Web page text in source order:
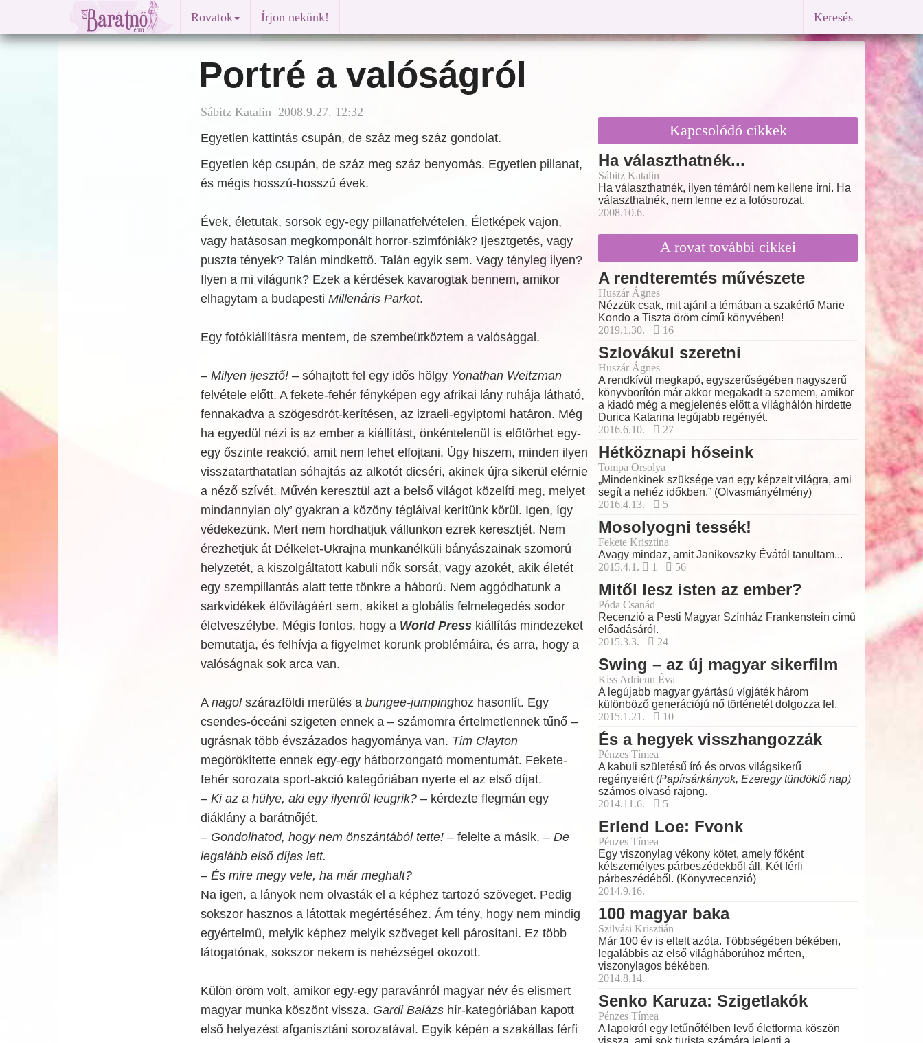
Rovatok Írjon nekünk! Keresés
Portré a valóságról
Sábitz Katalin 2008.9.27. 12:32
Egyetlen kattintás csupán, de száz meg száz gondolat.
Egyetlen kép csupán, de száz meg száz benyomás. Egyetlen pillanat,
és mégis hosszú-hosszú évek.
Évek, életutak, sorsok egy-egy pillanatfelvételen. Életképek vajon,
vagy hatásosan megkomponált horror-szimfóniák? Ijesztgetés, vagy
puszta tények? Talán mindkettő. Talán egyik sem. Vagy tényleg ilyen?
Ilyen a mi világunk? Ezek a kérdések kavarogtak bennem, amikor
elhagytam a budapesti Millenáris Parkot.
Egy fotókiállításra mentem, de szembeütköztem a valósággal.
– Milyen ijesztő!– sóhajtott fel egy idős hölgy Yonathan Weitzman
felvétele előtt. A fekete-fehér fényképen egy afrikai lány ruhája látható,
fennakadva a szögesdrót-kerítésen, az izraeli-egyiptomi határon. Még
ha egyedül nézi is az ember a kiállítást, önkéntelenül is előtörhet egy-
egy őszinte reakció, amit nem lehet elfojtani. Úgy hiszem, minden ilyen
visszatarthatatlan sóhajtás az alkotót dicséri, akinek újra sikerül elérnie
a néző szívét. Művén keresztül azt a belső világot közelíti meg, melyet
mindannyian oly’ gyakran a közöny tégláival kerítünk körül. Igen, így
védekezünk. Mert nem hordhatjuk vállunkon ezrek keresztjét. Nem
érezhetjük át Délkelet-Ukrajna munkanélküli bányászainak szomorú
helyzetét, a kiszolgáltatott kabuli nők sorsát, vagy azokét, akik életét
egy szempillantás alatt tette tönkre a háború. Nem aggódhatunk a
sarkvidékek élővilágáért sem, akiket a globális felmelegedés sodor
életveszélybe. Mégis fontos, hogy a World Presskiállítás mindezeket
bemutatja, és felhívja a figyelmet korunk problémáira, és arra, hogy a
valóságnak sok arca van.
A nagolszárazföldi merülés a bungee-jumpinghoz hasonlít. Egy
csendes-óceáni szigeten ennek a – számomra értelmetlennek tűnő –
ugrásnak több évszázados hagyománya van. Tim Clayton
megörökítette ennek egy-egy hátborzongató momentumát. Fekete-
fehér sorozata sport-akció kategóriában nyerte el az első díjat.
– Ki az a hülye, aki egy ilyenről leugrik?– kérdezte flegmán egy
diáklány a barátnőjét.
– Gondolhatod, hogy nem önszántából tette!– felelte a másik. – De
legalább első díjas lett.
– És mire megy vele, ha már meghalt?
Na igen, a lányok nem olvasták el a képhez tartozó szöveget. Pedig
sokszor hasznos a látottak megértéséhez. Ám tény, hogy nem mindig
egyértelmű, melyik képhez melyik szöveget kell párosítani. Ez több
látogatónak, sokszor nekem is nehézséget okozott.
Külön öröm volt, amikor egy-egy paravánról magyar név és elismert
magyar munka köszönt vissza. Gardi Balázshír-kategóriában kapott
első helyezést afganisztáni sorozatával. Egyik képén a szakállas férfi
Kapcsolódó cikkek
Ha választhatnék...
Sábitz Katalin
Ha választhatnék, ilyen témáról nem kellene írni. Ha
választhatnék, nem lenne ez a fotósorozat.
2008.10.6.
A rovat további cikkei
A rendteremtés művészete
Huszár Ágnes
Nézzük csak, mit ajánl a témában a szakértő Marie
Kondo a Tiszta öröm című könyvében!
2019.1.30.
16
Szlovákul szeretni
Huszár Ágnes
A rendkívül megkapó, egyszerűségében nagyszerű
könyvborítón már akkor megakadt a szemem, amikor
a kiadó még a megjelenés előtt a világhálón hirdette
Durica Katarina legújabb regényét.
2016.6.10.
27
Hétköznapi hőseink
Tompa Orsolya
„Mindenkinek szüksége van egy képzelt világra, ami
segít a nehéz időkben.” (Olvasmányélmény)
2016.4.13.
5
Mosolyogni tessék!
Fekete Krisztina
Avagy mindaz, amit Janikovszky Évától tanultam...
2015.4.1.
1 56
Mitől lesz isten az ember?
Póda Csanád
Recenzió a Pesti Magyar Színház Frankenstein című
előadásáról.
2015.3.3.
24
Swing – az új magyar sikerfilm
Kiss Adrienn Éva
A legújabb magyar gyártású vígjáték három
különböző generációjú nő történetét dolgozza fel.
2015.1.21.
10
És a hegyek visszhangozzák
Pénzes Tímea
A kabuli születésű író és orvos világsikerű
regényeiért(Papírsárkányok, Ezeregy tündöklő nap)
számos olvasó rajong.
2014.11.6.
5
Erlend Loe: Fvonk
Pénzes Tímea
Egy viszonylag vékony kötet, amely főként
kétszemélyes párbeszédekből áll. Két férfi
párbeszédéből. (Könyvrecenzió)
2014.9.16.
100 magyar baka
Szilvási Krisztián
Már 100 év is eltelt azóta. Többségében békében,
legalábbis az első világháborúhoz mérten,
viszonylagos békében.
2014.8.14.
Senko Karuza: Szigetlakók
Pénzes Tímea
A lapokról egy letűnőfélben levő életforma köszön
vissza, ami sok turista számára jelenti a